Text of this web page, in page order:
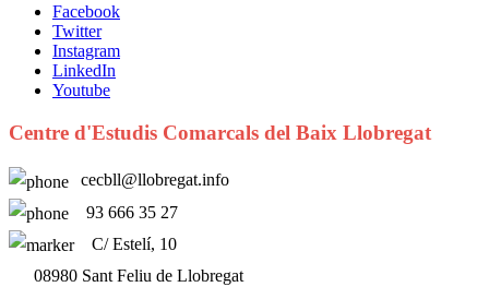
Facebook
Twitter
Instagram
LinkedIn
Youtube
Centre d'Estudis Comarcals del Baix Llobregat
cecbll@llobregat.info
93 666 35 27
C/ Estelí, 10
08980 Sant Feliu de Llobregat